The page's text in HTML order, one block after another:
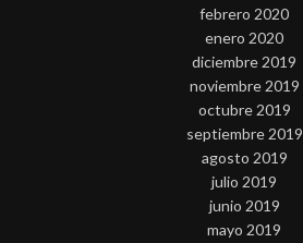
febrero 2020
enero 2020
diciembre 2019
noviembre 2019
octubre 2019
septiembre 2019
agosto 2019
julio 2019
junio 2019
mayo 2019